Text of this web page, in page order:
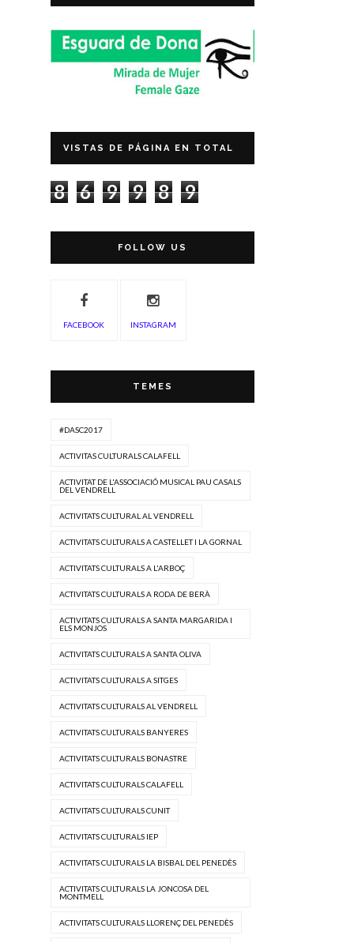
VISTAS DE PÁGINA EN TOTAL
8 6 9 9 8 9
FOLLOW US
FACEBOOK INSTAGRAM
TEMES
#DASC2017
ACTIVITAS CULTURALS CALAFELL
ACTIVITAT DE L'ASSOCIACIÓ MUSICAL PAU CASALS
DEL VENDRELL
ACTIVITATS CULTURAL AL VENDRELL
ACTIVITATS CULTURALS A CASTELLET I LA GORNAL
ACTIVITATS CULTURALS A L'ARBOÇ
ACTIVITATS CULTURALS A RODA DE BERÀ
ACTIVITATS CULTURALS A SANTA MARGARIDA I
ELS MONJOS
ACTIVITATS CULTURALS A SANTA OLIVA
ACTIVITATS CULTURALS A SITGES
ACTIVITATS CULTURALS AL VENDRELL
ACTIVITATS CULTURALS BANYERES
ACTIVITATS CULTURALS BONASTRE
ACTIVITATS CULTURALS CALAFELL
ACTIVITATS CULTURALS CUNIT
ACTIVITATS CULTURALS IEP
ACTIVITATS CULTURALS LA BISBAL DEL PENEDÈS
ACTIVITATS CULTURALS LA JONCOSA DEL
MONTMELL
ACTIVITATS CULTURALS LLORENÇ DEL PENEDÈS